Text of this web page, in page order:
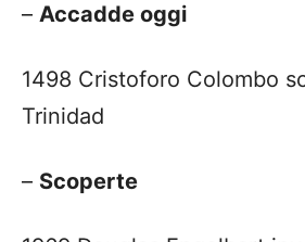
– Accadde oggi
1498 Cristoforo Colombo
Trinidad
– Scoperte